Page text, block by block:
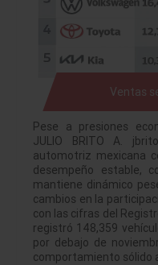
Ventas
Pese a presiones
JULIO BRITO A.
automotriz mexicana
desempeño estable,
mantiene dinámico
cambios en la
con las cifras del
registró 148,359
por debajo de
comportamiento sólido